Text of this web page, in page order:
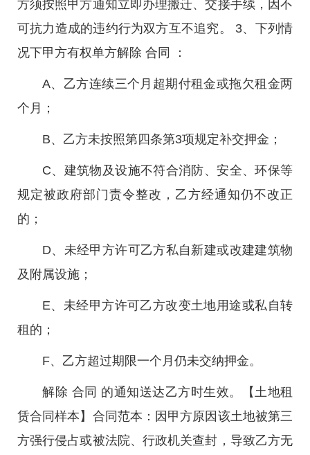
方须按照甲方通知立即办理搬迁、交接手续，因不
可抗力造成的违约行为双方互不追究。 3、下列情
况下甲方有权单方解除 合同 ：
A、乙方连续三个月超期付租金或拖欠租金两
个月；
B、乙方未按照第四条第3项规定补交押金；
C、建筑物及设施不符合消防、安全、环保等
规定被政府部门责令整改，乙方经通知仍不改正
的；
D、未经甲方许可乙方私自新建或改建建筑物
及附属设施；
E、未经甲方许可乙方改变土地用途或私自转
租的；
F、乙方超过期限一个月仍未交纳押金。
解除 合同 的通知送达乙方时生效。【土地租
赁合同样本】合同范本：因甲方原因该土地被第三
方强行侵占或被法院、行政机关查封，导致乙方无